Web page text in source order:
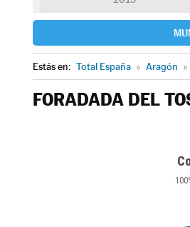
Estás en: Total España » Aragón »
FORADADA DEL
100